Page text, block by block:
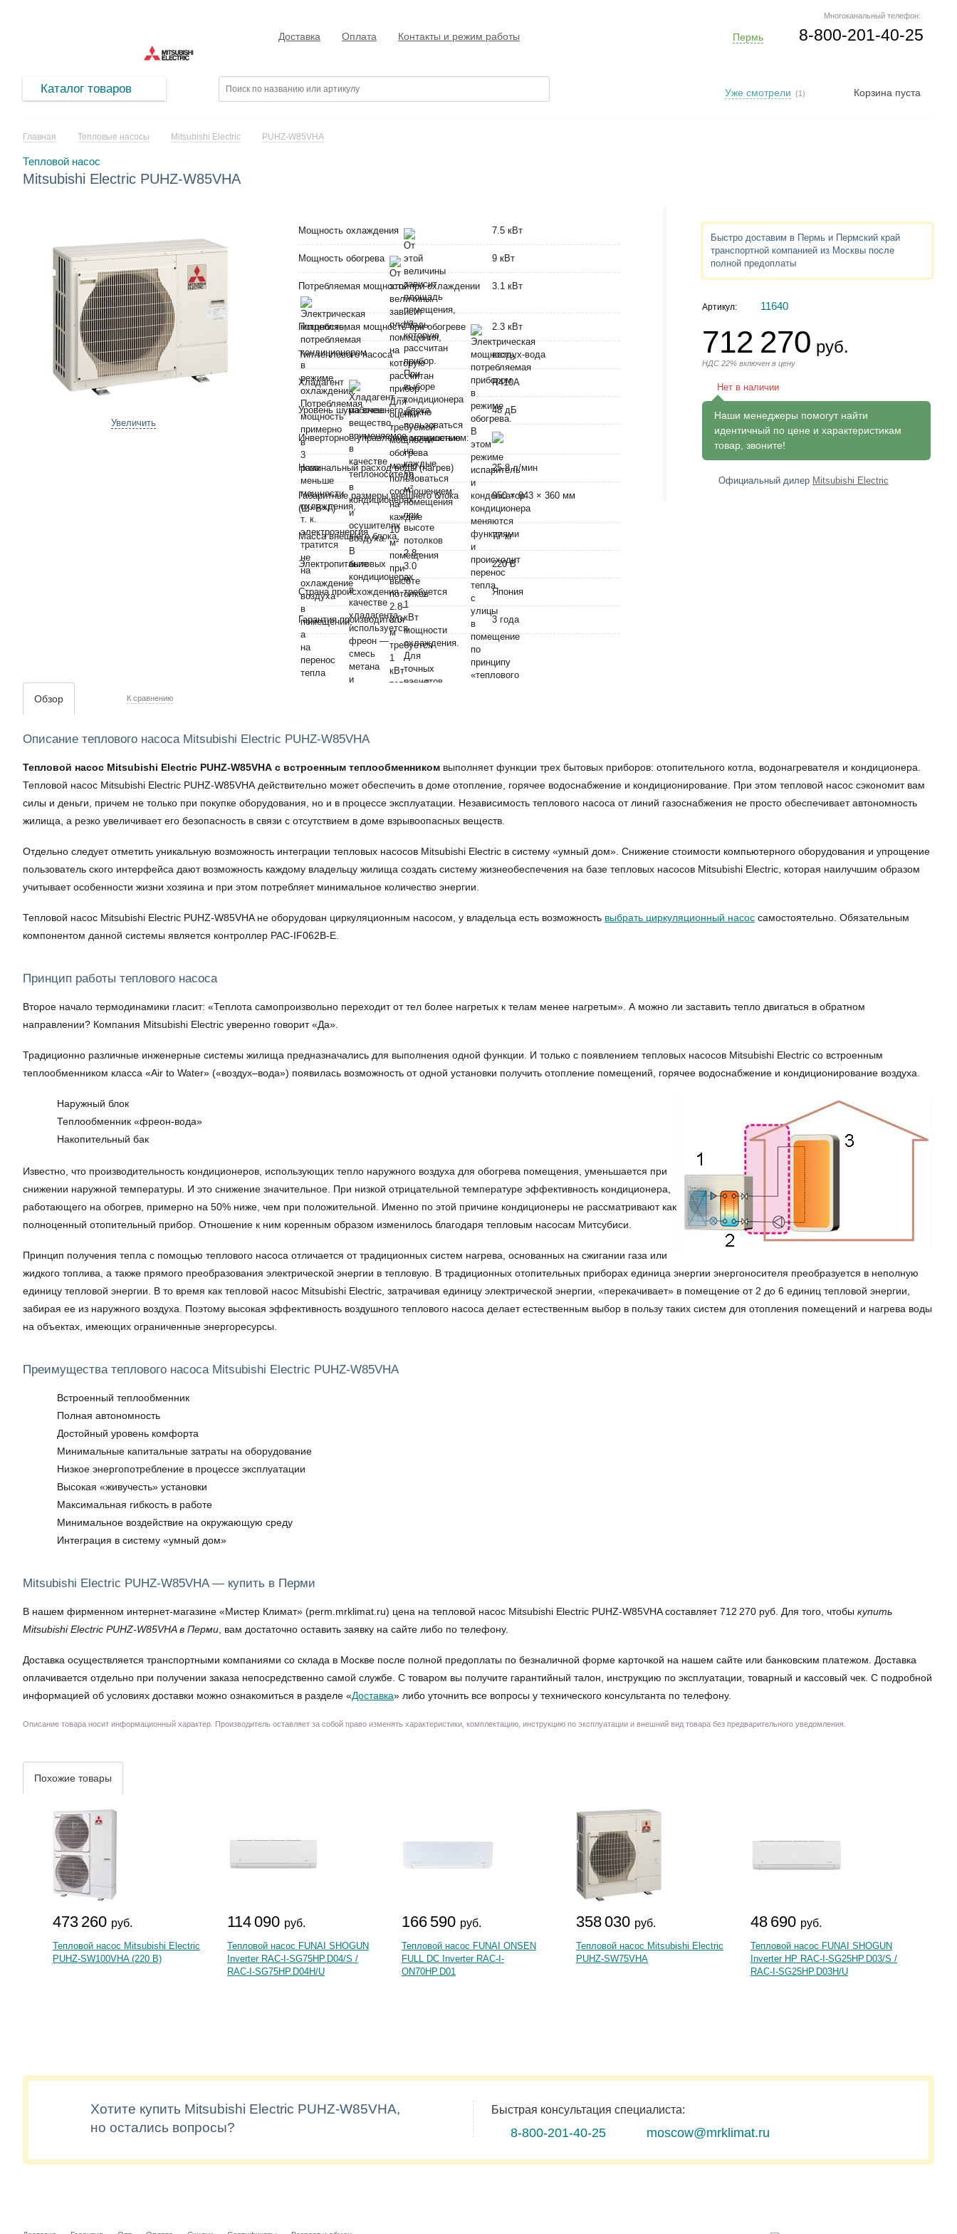
Многоканальный телефон:
8-800-201-40-25
Пермь
Доставка Оплата Контакты и режим работы
Каталог товаров Корзина пуста
Уже смотрели (1)
Главная Тепловые насосы Mitsubishi Electric PUHZ-W85VHA
Тепловой насос
Mitsubishi Electric PUHZ-W85VHA
Увеличить
Мощность охлаждения 7.5 кВт
Мощность обогрева 9 кВт
Потребляемая мощность при охлаждении 3.1 кВт
Потребляемая мощность при обогреве 2.3 кВт
Тип теплового насоса воздух-вода
Хладагент R410A
Уровень шума внешнего блока 48 дБ
Инверторное управление мощностью
Номинальный расход воды (нагрев) 25.8 л/мин
Габаритные размеры внешнего блока
(Ш×В×Г)
950 × 943 × 360 мм
Масса внешнего блока 77 кг
Электропитание 220 В
Страна происхождения Япония
Гарантия производителя 3 года
Быстро доставим в Пермь и Пермский край
транспортной компанией из Москвы после
полной предоплаты
Артикул: 11640
712 270 руб.
НДС 22% включен в цену
Нет в наличии
Наши менеджеры помогут найти
идентичный по цене и характеристикам
товар, звоните!
Официальный дилер Mitsubishi Electric
Обзор К сравнению
Описание теплового насоса Mitsubishi Electric PUHZ-W85VHA
Тепловой насос Mitsubishi Electric PUHZ-W85VHA с встроенным теплообменником выполняет функции трех бытовых приборов: отопительного котла, водонагревателя и кондиционера.
Тепловой насос Mitsubishi Electric PUHZ-W85VHA действительно может обеспечить в доме отопление, горячее водоснабжение и кондиционирование. При этом тепловой насос сэкономит вам
силы и деньги, причем не только при покупке оборудования, но и в процессе эксплуатации. Независимость теплового насоса от линий газоснабжения не просто обеспечивает автономность
жилища, а резко увеличивает его безопасность в связи с отсутствием в доме взрывоопасных веществ.
Отдельно следует отметить уникальную возможность интеграции тепловых насосов Mitsubishi Electric в систему «умный дом». Снижение стоимости компьютерного оборудования и упрощение
пользователь ского интерфейса дают возможность каждому владельцу жилища создать систему жизнеобеспечения на базе тепловых насосов Mitsubishi Electric, которая наилучшим образом
учитывает особенности жизни хозяина и при этом потребляет минимальное количество энергии.
Тепловой насос Mitsubishi Electric PUHZ-W85VHA не оборудован циркуляционным насосом, у владельца есть возможность выбрать циркуляционный насос самостоятельно. Обязательным
компонентом данной системы является контроллер PAC-IF062B-E.
Принцип работы теплового насоса
Второе начало термодинамики гласит: «Теплота самопроизвольно переходит от тел более нагретых к телам менее нагретым». А можно ли заставить тепло двигаться в обратном
направлении? Компания Mitsubishi Electric уверенно говорит «Да».
Традиционно различные инженерные системы жилища предназначались для выполнения одной функции. И только с появлением тепловых насосов Mitsubishi Electric со встроенным
теплообменником класса «Air to Water» («воздух–вода») появилась возможность от одной установки получить отопление помещений, горячее водоснабжение и кондиционирование воздуха.
Наружный блок
Теплообменник «фреон-вода»
Накопительный бак
Известно, что производительность кондиционеров, использующих тепло наружного воздуха для обогрева помещения, уменьшается при
снижении наружной температуры. И это снижение значительное. При низкой отрицательной температуре эффективность кондиционера,
работающего на обогрев, примерно на 50% ниже, чем при положительной. Именно по этой причине кондиционеры не рассматривают как
полноценный отопительный прибор. Отношение к ним коренным образом изменилось благодаря тепловым насосам Митсубиси.
Принцип получения тепла с помощью теплового насоса отличается от традиционных систем нагрева, основанных на сжигании газа или
жидкого топлива, а также прямого преобразования электрической энергии в тепловую. В традиционных отопительных приборах единица энергии энергоносителя преобразуется в неполную
единицу тепловой энергии. В то время как тепловой насос Mitsubishi Electric, затрачивая единицу электрической энергии, «перекачивает» в помещение от 2 до 6 единиц тепловой энергии,
забирая ее из наружного воздуха. Поэтому высокая эффективность воздушного теплового насоса делает естественным выбор в пользу таких систем для отопления помещений и нагрева воды
на объектах, имеющих ограниченные энергоресурсы.
Преимущества теплового насоса Mitsubishi Electric PUHZ-W85VHA
Встроенный теплообменник
Полная автономность
Достойный уровень комфорта
Минимальные капитальные затраты на оборудование
Низкое энергопотребление в процессе эксплуатации
Высокая «живучесть» установки
Максимальная гибкость в работе
Минимальное воздействие на окружающую среду
Интеграция в систему «умный дом»
Mitsubishi Electric PUHZ-W85VHA — купить в Перми
В нашем фирменном интернет-магазине «Мистер Климат» (perm.mrklimat.ru) цена на тепловой насос Mitsubishi Electric PUHZ-W85VHA составляет 712 270 руб. Для того, чтобы купить
Mitsubishi Electric PUHZ-W85VHA в Перми , вам достаточно оставить заявку на сайте либо по телефону.
Доставка осуществляется транспортными компаниями со склада в Москве после полной предоплаты по безналичной форме карточкой на нашем сайте или банковским платежом. Доставка
оплачивается отдельно при получении заказа непосредственно самой службе. С товаром вы получите гарантийный талон, инструкцию по эксплуатации, товарный и кассовый чек. С подробной
информацией об условиях доставки можно ознакомиться в разделе «Доставка» либо уточнить все вопросы у технического консультанта по телефону.
Описание товара носит информационный характер. Производитель оставляет за собой право изменять характеристики, комплектацию, инструкцию по эксплуатации и внешний вид товара без предварительного уведомления.
Похожие товары
473 260 руб.
Тепловой насос Mitsubishi Electric
PUHZ-SW100VHA (220 В)
114 090 руб.
Тепловой насос FUNAI SHOGUN
Inverter RAC-I-SG75HP.D04/S /
RAC-I-SG75HP.D04H/U
166 590 руб.
Тепловой насос FUNAI ONSEN
FULL DC Inverter RAC-I-
ON70HP.D01
358 030 руб.
Тепловой насос Mitsubishi Electric
PUHZ-SW75VHA
48 690 руб.
Тепловой насос FUNAI SHOGUN
Inverter HP RAC-I-SG25HP.D03/S /
RAC-I-SG25HP.D03H/U
Хотите купить Mitsubishi Electric PUHZ-W85VHA,
но остались вопросы?
Быстрая консультация специалиста:
8-800-201-40-25 moscow@mrklimat.ru